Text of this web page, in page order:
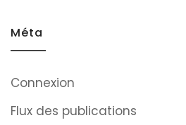
Méta
Connexion
Flux des publications